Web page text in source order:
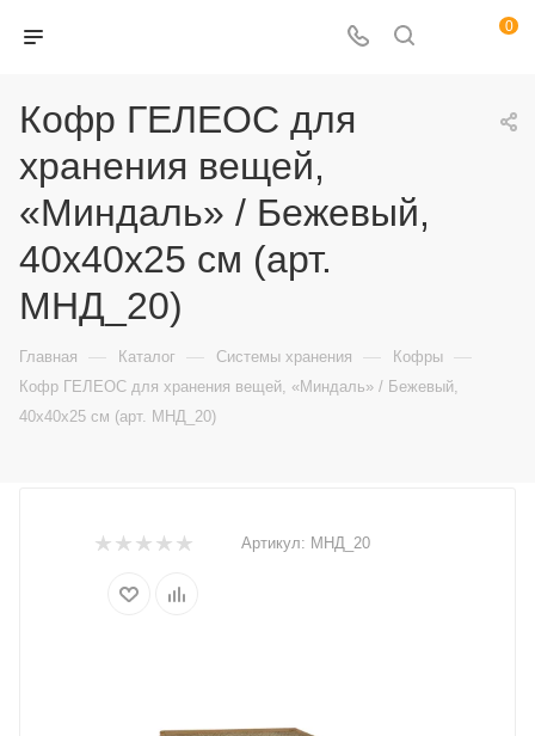
0
Кофр ГЕЛЕОС для
хранения вещей,
«Миндаль» / Бежевый,
40х40х25 см (арт.
МНД_20)
Главная — Каталог — Системы хранения — Кофры —
Кофр ГЕЛЕОС для хранения вещей, «Миндаль» / Бежевый,
40х40х25 см (арт. МНД_20)
Артикул: МНД_20